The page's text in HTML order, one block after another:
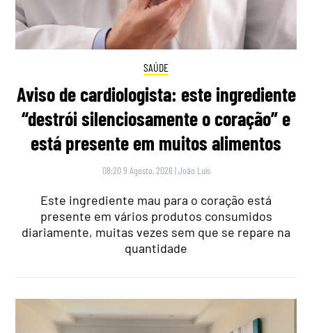
SAÚDE
Aviso de cardiologista: este ingrediente
“destrói silenciosamente o coração” e
está presente em muitos alimentos
08:20 9 Agosto, 2026 |João Luís
Este ingrediente mau para o coração está
presente em vários produtos consumidos
diariamente, muitas vezes sem que se repare na
quantidade